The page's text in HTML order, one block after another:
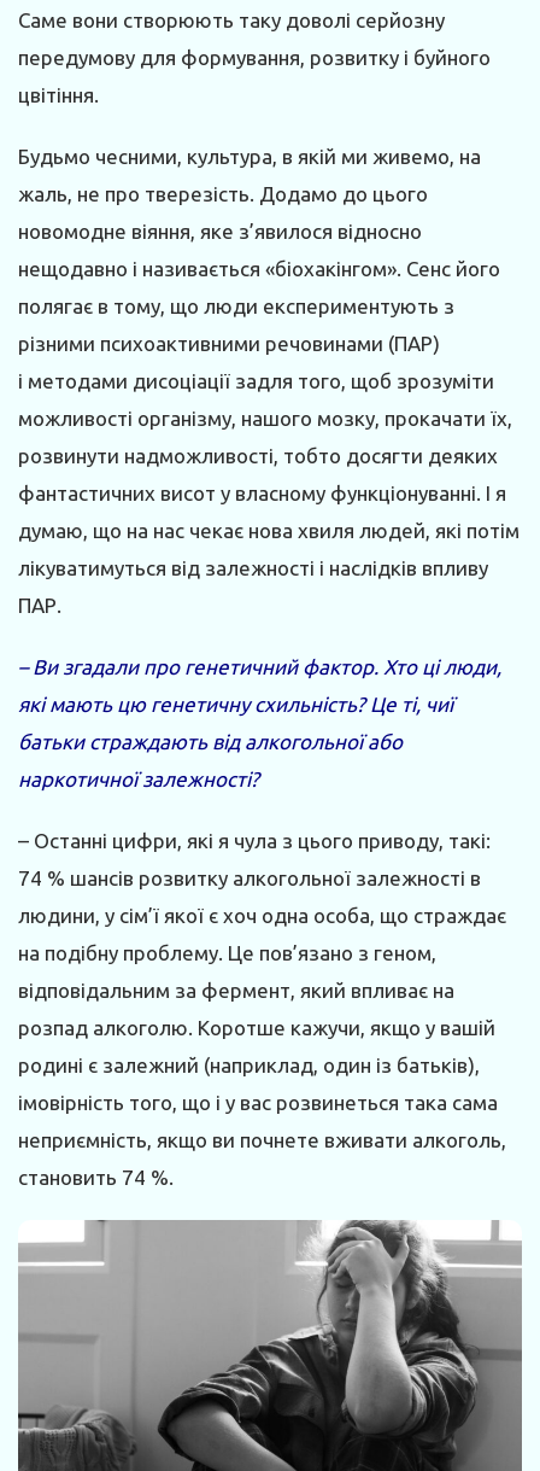
Саме вони створюють таку доволі серйозну
передумову для формування, розвитку і буйного
цвітіння.
Будьмо чесними, культура, в якій ми живемо, на
жаль, не про тверезість. Додамо до цього
новомодне віяння, яке з’явилося відносно
нещодавно і називається «біохакінгом». Сенс його
полягає в тому, що люди експериментують з
різними психоактивними речовинами (ПАР)
і методами дисоціації задля того, щоб зрозуміти
можливості організму, нашого мозку, прокачати їх,
розвинути надможливості, тобто досягти деяких
фантастичних висот у власному функціонуванні. І я
думаю, що на нас чекає нова хвиля людей, які потім
лікуватимуться від залежності і наслідків впливу
ПАР.
– Ви згадали про генетичний фактор. Хто ці люди,
які мають цю генетичну схильність? Це ті, чиї
батьки страждають від алкогольної або
наркотичної залежності?
– Останні цифри, які я чула з цього приводу, такі:
74 % шансів розвитку алкогольної залежності в
людини, у сім’ї якої є хоч одна особа, що страждає
на подібну проблему. Це пов’язано з геном,
відповідальним за фермент, який впливає на
розпад алкоголю. Коротше кажучи, якщо у вашій
родині є залежний (наприклад, один із батьків),
імовірність того, що і у вас розвинеться така сама
неприємність, якщо ви почнете вживати алкоголь,
становить 74 %.